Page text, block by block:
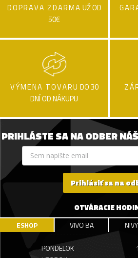
DOPRAVA ZDARMA UŽ OD
50€
VÝMENA TOVARU DO 30
DNÍ OD NÁKUPU
PRIHLÁSTE SA NA ODBER
Prihlásiť sa na
OTVÁRACIE
ESHOP VIVO BA
PONDELOK